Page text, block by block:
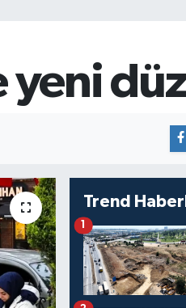
yeni
Trend
1